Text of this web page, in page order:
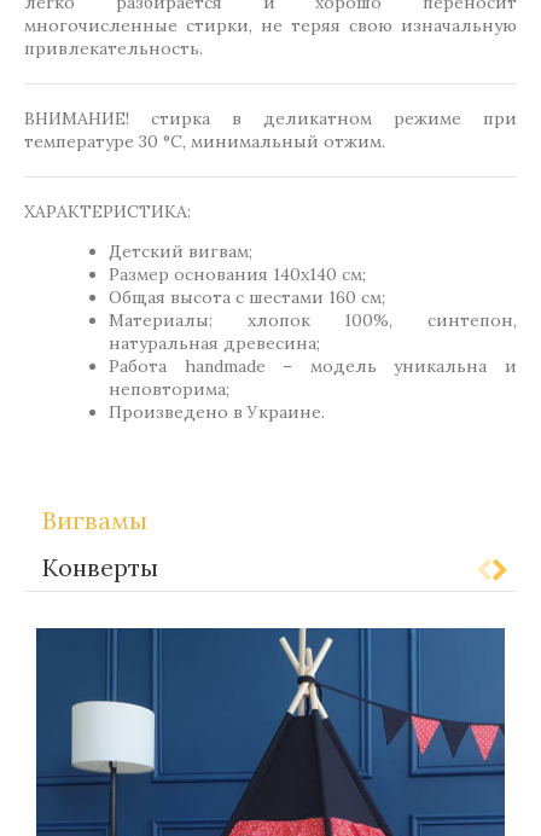
многочисленные стирки, не теряя свою изначальную
привлекательность.
ВНИМАНИЕ! стирка в деликатном режиме при
температуре 30 °C, минимальный отжим.
ХАРАКТЕРИСТИКА:
Детский вигвам;
Размер основания 140х140 см;
Общая высота с шестами 160 см;
Материалы: хлопок 100%, синтепон,
натуральная древесина;
Работа handmade – модель уникальна и
неповторима;
Произведено в Украине.
Вигвамы
Конверты